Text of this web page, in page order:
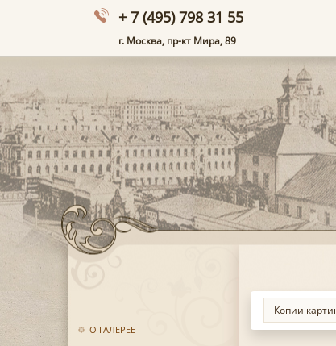
+ 7 (495) 798 31 55
г. Москва, пр-кт Мира, 89
О ГАЛЕРЕЕ